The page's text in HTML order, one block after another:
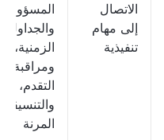
الاتصال
إلى مهام
تنفيذية
والجداول
الزمنية،
ومراقبة
التقدم،
المرنة